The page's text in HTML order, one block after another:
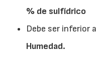
% de sulfídrico
Debe ser inferior
Humedad.